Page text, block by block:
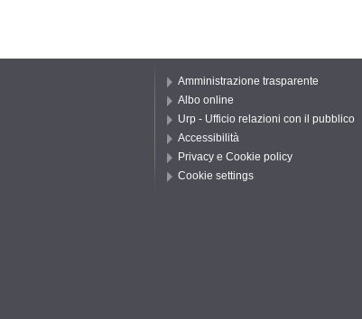
Amministrazione trasparente
Albo online
Urp - Ufficio relazioni con il pubblico
Accessibilità
Privacy e Cookie policy
Cookie settings